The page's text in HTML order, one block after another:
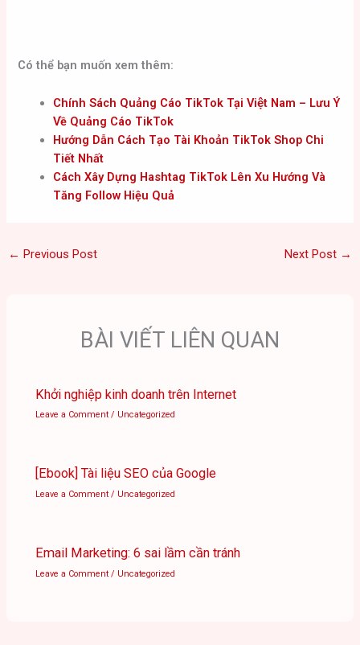
Có thể bạn muốn xem thêm:
Chính Sách Quảng Cáo TikTok Tại Việt Nam – Lưu Ý
Về Quảng Cáo TikTok
Hướng Dẫn Cách Tạo Tài Khoản TikTok Shop Chi
Tiết Nhất
Cách Xây Dựng Hashtag TikTok Lên Xu Hướng Và
Tăng Follow Hiệu Quả
← Previous Post Next Post →
BÀI VIẾT LIÊN QUAN
Khởi nghiệp kinh doanh trên Internet
Leave a Comment / Uncategorized
[Ebook] Tài liệu SEO của Google
Leave a Comment / Uncategorized
Email Marketing: 6 sai lầm cần tránh
Leave a Comment / Uncategorized